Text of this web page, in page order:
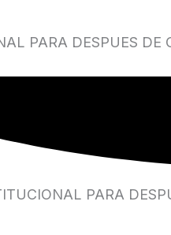
PARA DESPUES DE
PARA